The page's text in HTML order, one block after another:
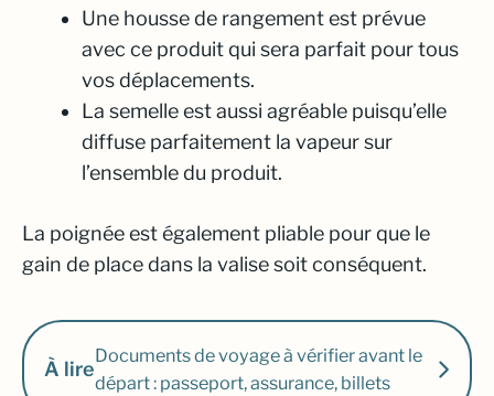
Une housse de rangement est prévue
avec ce produit qui sera parfait pour tous
vos déplacements.
La semelle est aussi agréable puisqu’elle
diffuse parfaitement la vapeur sur
l’ensemble du produit.
La poignée est également pliable pour que le
gain de place dans la valise soit conséquent.
À lire
Documents de voyage à vérifier avant le
départ : passeport, assurance, billets